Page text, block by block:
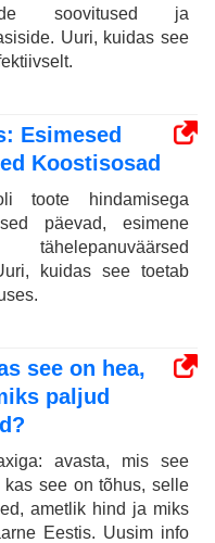
soovitused ja
Uuri, kuidas see
Esimesed
Koostisosad
toote hindamisega
päevad, esimene
kuidas see toetab
see on hea,
paljud
avasta, mis see
kas see on tõhus, selle
ametlik hind ja miks
Eestis. Uusim info